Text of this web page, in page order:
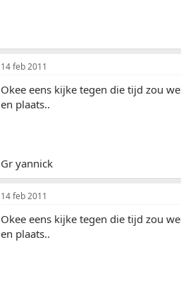
14 feb 2011
Okee eens kijke tegen die tijd zou
en plaats..
Gr yannick
14 feb 2011
Okee eens kijke tegen die tijd zou
en plaats..